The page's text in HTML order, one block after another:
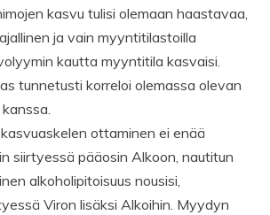
kasvu tulisi olemaan haastavaa,
ja vain myyntitilastoilla
kautta myyntitila kasvaisi.
tunnetusti korreloi olemassa olevan
ottaminen ei enää
siirtyessä pääosin Alkoon, nautitun
alkoholipitoisuus nousisi,
Viron lisäksi Alkoihin. Myydyn